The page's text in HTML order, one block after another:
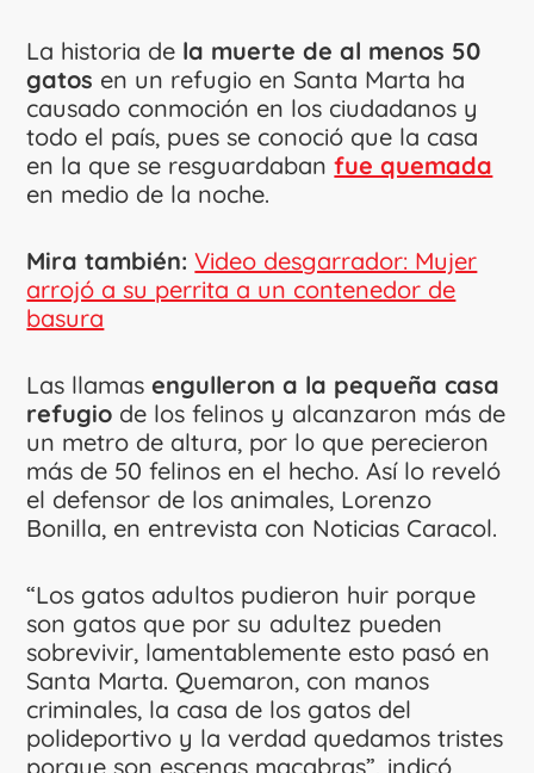
La historia de la muerte de al menos 50
gatos en un refugio en Santa Marta ha
causado conmoción en los ciudadanos y
todo el país, pues se conoció que la casa
en la que se resguardabanfue quemada
en medio de la noche.
Mira también:Video desgarrador: Mujer
arrojó a su perrita a un contenedor de
basura
Las llamasengulleron a la pequeña casa
refugio de los felinos y alcanzaron más de
un metro de altura, por lo que perecieron
más de 50 felinos en el hecho. Así lo reveló
el defensor de los animales, Lorenzo
Bonilla, en entrevista con Noticias Caracol.
“Los gatos adultos pudieron huir porque
son gatos que por su adultez pueden
sobrevivir, lamentablemente esto pasó en
Santa Marta. Quemaron, con manos
criminales, la casa de los gatos del
polideportivo y la verdad quedamos tristes
porque son escenas macabras”, indicó